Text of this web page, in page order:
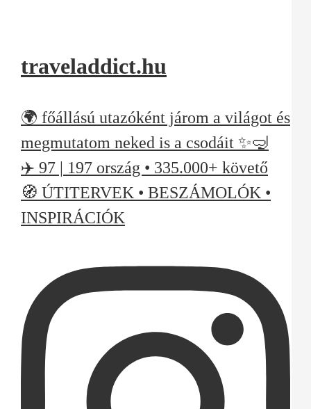
traveladdict.hu
🌍 főállású utazóként járom a világot és
megmutatom neked is a csodáit ✨🤿
✈️ 97 | 197 ország • 335.000+ követő
🧭 ÚTITERVEK • BESZÁMOLÓK •
INSPIRÁCIÓK